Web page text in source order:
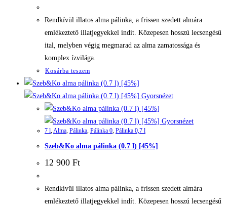
Rendkívül illatos alma pálinka, a frissen szedett almára
emlékeztető illatjegyekkel indít. Közepesen hosszú lecsengésű
ital, melyben végig megmarad az alma zamatossága és
komplex ízvilága.
Kosárba teszem
Gyorsnézet
Gyorsnézet
7 l,Alma, Pálinka, Pálinka 0, Pálinka 0,7 l
Szeb&Ko alma pálinka (0.7 l) [45%]
12 900 Ft
Rendkívül illatos alma pálinka, a frissen szedett almára
emlékeztető illatjegyekkel indít. Közepesen hosszú lecsengésű